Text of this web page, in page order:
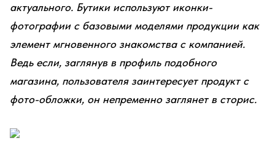
актуального. Бутики используют иконки-
фотографии с базовыми моделями продукции как
элемент мгновенного знакомства с компанией.
Ведь если, заглянув в профиль подобного
магазина, пользователя заинтересует продукт с
фото-обложки, он непременно заглянет в сторис.